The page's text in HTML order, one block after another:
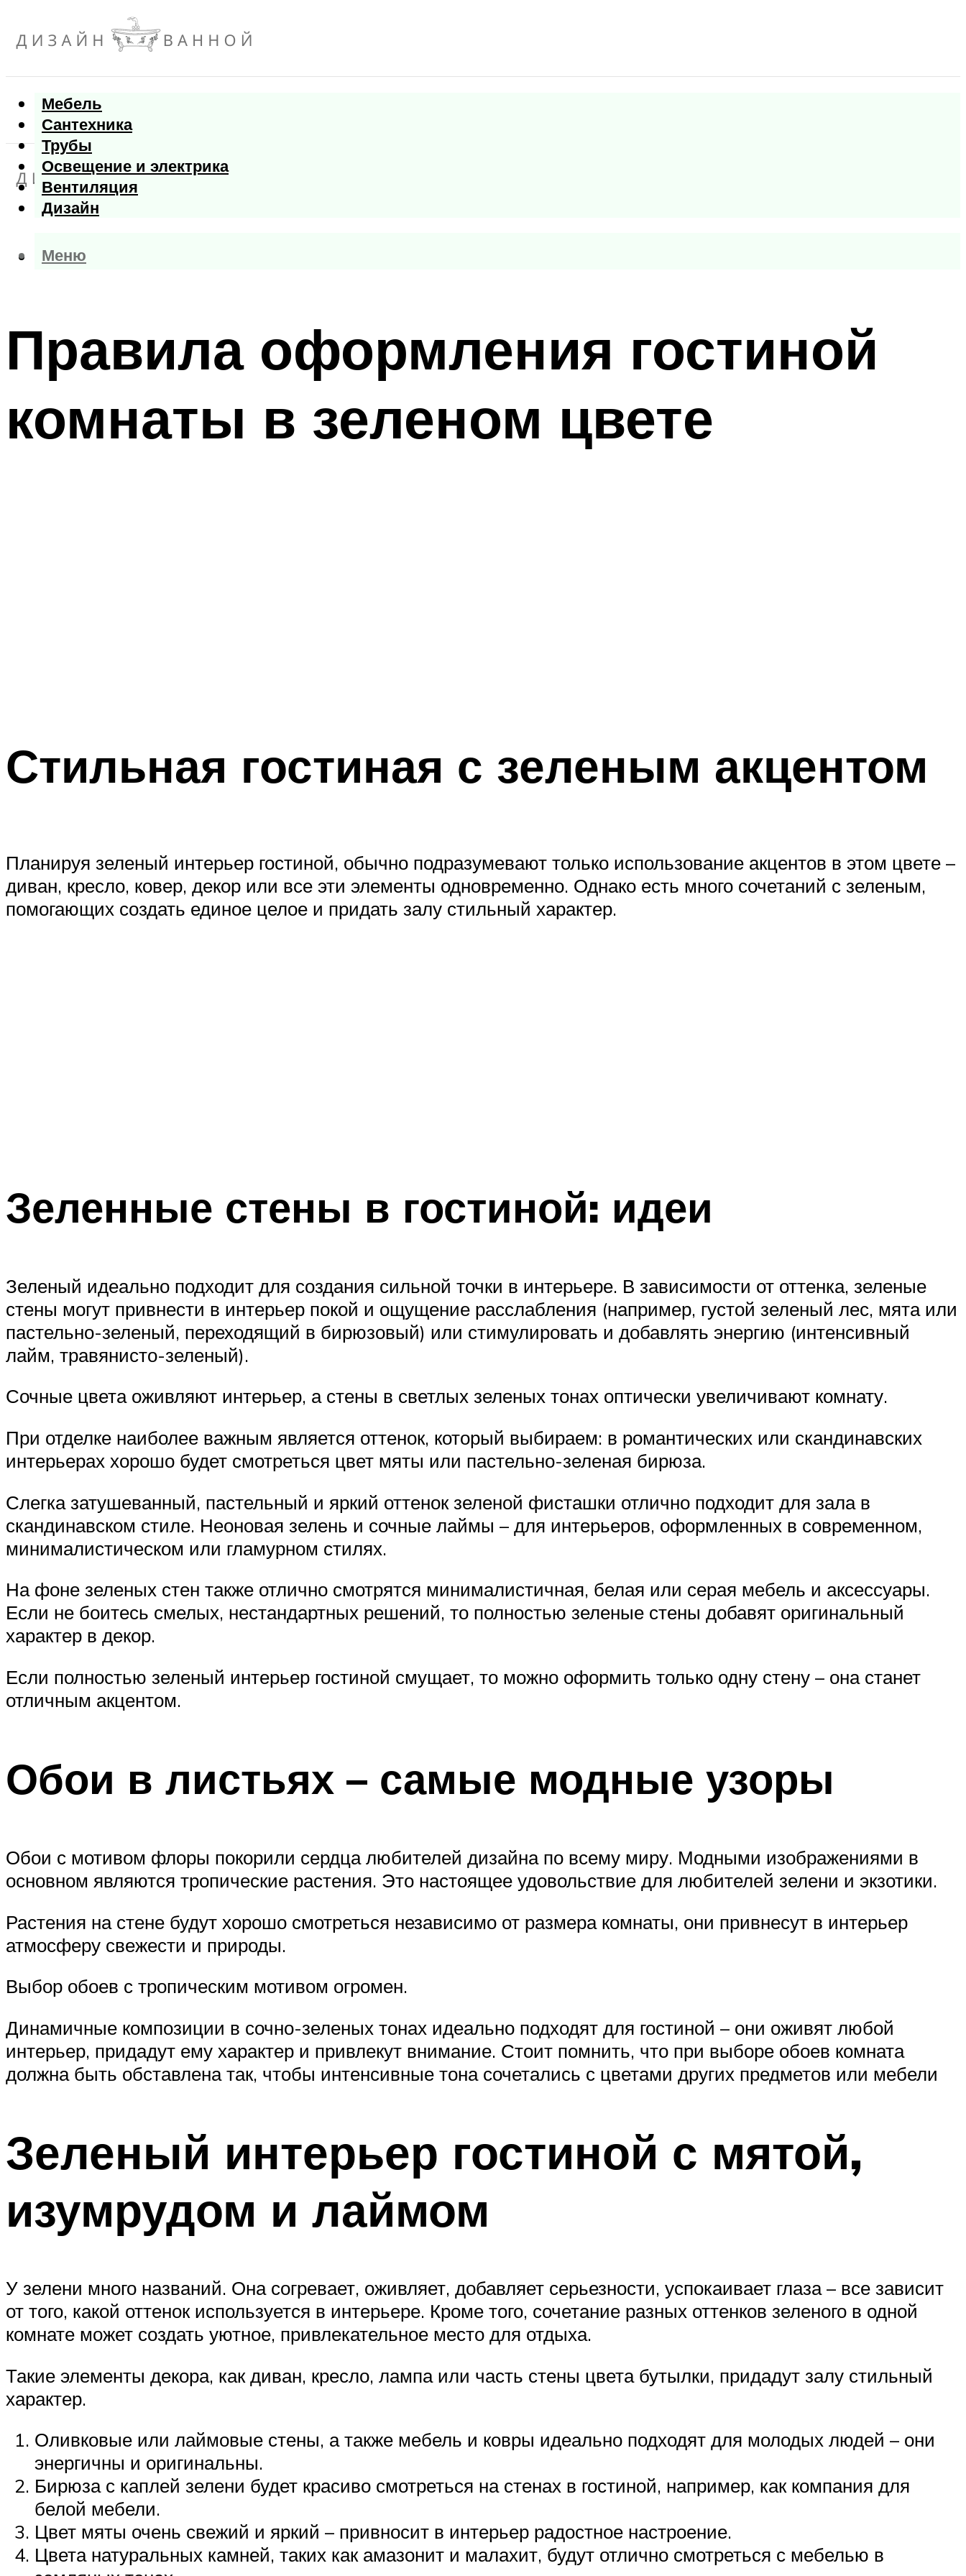
Мебель
Сантехника
Трубы
Освещение и электрика
Вентиляция
Дизайн
Меню
Меню
Правила оформления гостиной
комнаты в зеленом цвете
Стильная гостиная с зеленым акцентом
Планируя зеленый интерьер гостиной, обычно подразумевают только использование акцентов в этом цвете –
диван, кресло, ковер, декор или все эти элементы одновременно. Однако есть много сочетаний с зеленым,
помогающих создать единое целое и придать залу стильный характер.
Зеленные стены в гостиной: идеи
Зеленый идеально подходит для создания сильной точки в интерьере. В зависимости от оттенка, зеленые
стены могут привнести в интерьер покой и ощущение расслабления (например, густой зеленый лес, мята или
пастельно-зеленый, переходящий в бирюзовый) или стимулировать и добавлять энергию (интенсивный
лайм, травянисто-зеленый).
Сочные цвета оживляют интерьер, а стены в светлых зеленых тонах оптически увеличивают комнату.
При отделке наиболее важным является оттенок, который выбираем: в романтических или скандинавских
интерьерах хорошо будет смотреться цвет мяты или пастельно-зеленая бирюза.
Слегка затушеванный, пастельный и яркий оттенок зеленой фисташки отлично подходит для зала в
скандинавском стиле. Неоновая зелень и сочные лаймы – для интерьеров, оформленных в современном,
минималистическом или гламурном стилях.
На фоне зеленых стен также отлично смотрятся минималистичная, белая или серая мебель и аксессуары.
Если не боитесь смелых, нестандартных решений, то полностью зеленые стены добавят оригинальный
характер в декор.
Если полностью зеленый интерьер гостиной смущает, то можно оформить только одну стену – она станет
отличным акцентом.
Обои в листьях – самые модные узоры
Обои с мотивом флоры покорили сердца любителей дизайна по всему миру. Модными изображениями в
основном являются тропические растения. Это настоящее удовольствие для любителей зелени и экзотики.
Растения на стене будут хорошо смотреться независимо от размера комнаты, они привнесут в интерьер
атмосферу свежести и природы.
Выбор обоев с тропическим мотивом огромен.
Динамичные композиции в сочно-зеленых тонах идеально подходят для гостиной – они оживят любой
интерьер, придадут ему характер и привлекут внимание. Стоит помнить, что при выборе обоев комната
должна быть обставлена ​​так, чтобы интенсивные тона сочетались с цветами других предметов или мебели
Зеленый интерьер гостиной с мятой,
изумрудом и лаймом
У зелени много названий. Она согревает, оживляет, добавляет серьезности, успокаивает глаза – все зависит
от того, какой оттенок используется в интерьере. Кроме того, сочетание разных оттенков зеленого в одной
комнате может создать уютное, привлекательное место для отдыха.
Такие элементы декора, как диван, кресло, лампа или часть стены цвета бутылки, придадут залу стильный
характер.
Оливковые или лаймовые стены, а также мебель и ковры идеально подходят для молодых людей – они
энергичны и оригинальны.
Бирюза с каплей зелени будет красиво смотреться на стенах в гостиной, например, как компания для
белой мебели.
Цвет мяты очень свежий и яркий – привносит в интерьер радостное настроение.
Цвета натуральных камней, таких как амазонит и малахит, будут отлично смотреться с мебелью в